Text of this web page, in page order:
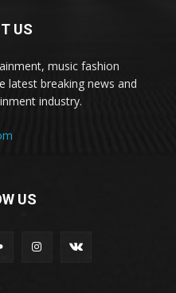
US
music fashion
latest breaking news and
industry.
US